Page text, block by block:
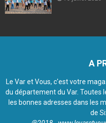
A
Le Var et Vous, c'est votre
du département du Var. Toutes
les bonnes adresses dans les
de